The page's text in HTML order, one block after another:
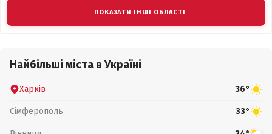
ПОКАЗАТИ ІНШІ ОБЛАСТІ
Найбільші міста в Україні
Харків 36°
Сімферополь 33°